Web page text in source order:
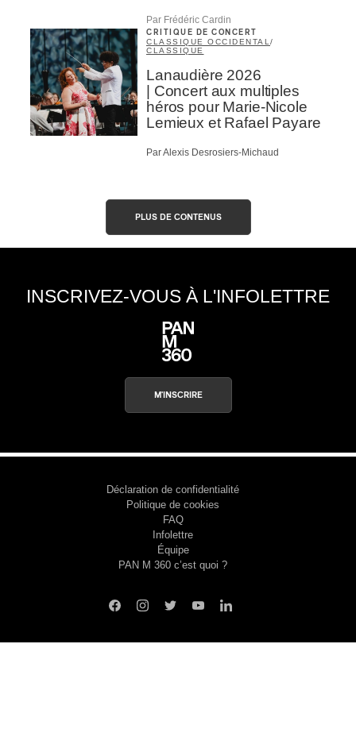
Par Frédéric Cardin
CRITIQUE DE CONCERT
CLASSIQUE OCCIDENTAL /
CLASSIQUE
Lanaudière 2026
| Concert aux multiples
héros pour Marie-Nicole
Lemieux et Rafael Payare
Par Alexis Desrosiers-Michaud
PLUS DE CONTENUS
INSCRIVEZ-VOUS À L'INFOLETTRE
M'INSCRIRE
Déclaration de confidentialité
Politique de cookies
FAQ
Infolettre
Équipe
PAN M 360 c’est quoi ?